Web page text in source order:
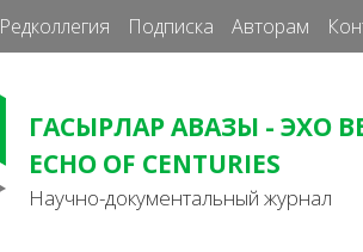
Редколлегия Подписка Авторам
ГАСЫРЛАР АВАЗЫ - ЭХО
ECHO OF CENTURIES
Научно-документальный журнал